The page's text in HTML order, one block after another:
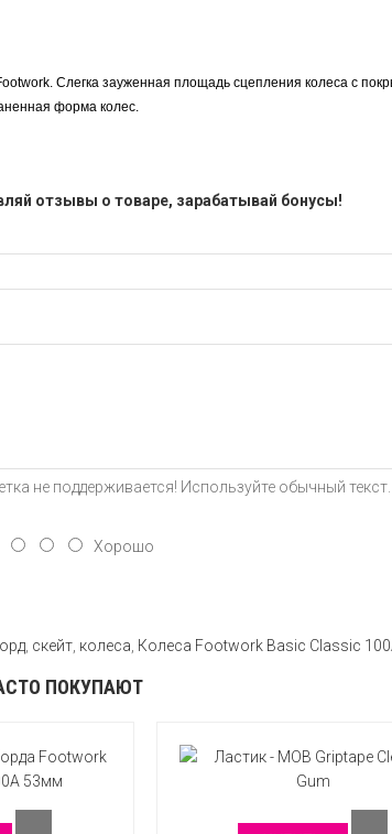
Слегка зауженная площадь сцепления колеса с
форма колес.
отзывы о товаре, зарабатывай бонусы!
не поддерживается! Используйте обычный текст.
Хорошо
скейт колеса Колеса Footwork Basic Classic
ПОКУПАЮТ